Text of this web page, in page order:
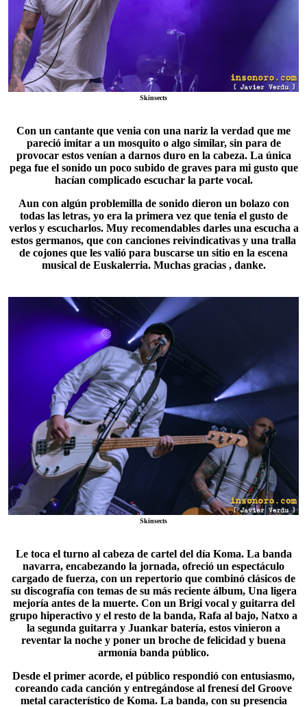
Skinsects
Con un cantante que venia con una nariz la verdad que me
pareció imitar a un mosquito o algo similar, sin para de
provocar estos venían a darnos duro en la cabeza. La única
pega fue el sonido un poco subido de graves para mi gusto que
hacían complicado escuchar la parte vocal.
Aun con algún problemilla de sonido dieron un bolazo con
todas las letras, yo era la primera vez que tenia el gusto de
verlos y escucharlos. Muy recomendables darles una escucha a
estos germanos, que con canciones reivindicativas y una tralla
de cojones que les valió para buscarse un sitio en la escena
musical de Euskalerria. Muchas gracias , danke.
Skinsects
Le toca el turno al cabeza de cartel del día Koma. La banda
navarra, encabezando la jornada, ofreció un espectáculo
cargado de fuerza, con un repertorio que combinó clásicos de
su discografía con temas de su más reciente álbum, Una ligera
mejoría antes de la muerte. Con un Brigi vocal y guitarra del
grupo hiperactivo y el resto de la banda, Rafa al bajo, Natxo a
la segunda guitarra y Juankar batería, estos vinieron a
reventar la noche y poner un broche de felicidad y buena
armonía banda público.
Desde el primer acorde, el público respondió con entusiasmo,
coreando cada canción y entregándose al frenesí del Groove
metal característico de Koma. La banda, con su presencia